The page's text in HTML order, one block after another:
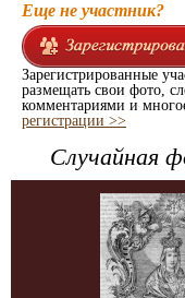
Еще не участник?
Зарегистрированные
размещать свои фото,
комментариями и
регистрации >>
Случайная